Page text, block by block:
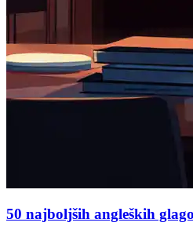
50 najboljših angleških